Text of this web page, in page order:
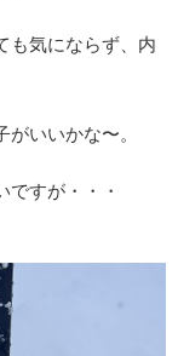
も気にならず、内
いいかな〜。
すが・・・